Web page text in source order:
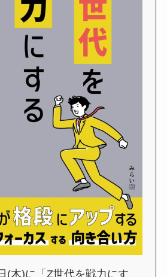
(木)に「Z世代を戦力にす